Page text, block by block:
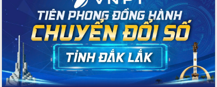
Quyết liệt cải cách hành chính, khơi
thông nguồn lực phát triển
Nâng cao hiệu lực, hiệu quả HĐND
tỉnh thông qua hiện đại hóa hành chính
Xã Ea Phê gắn cải cách hành chính với
chuyển đổi số
Phó Chủ tịch Thường trực UBND tỉnh